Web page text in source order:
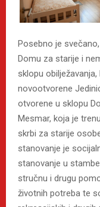
Posebno je
Domu za starije i
sklopu
novootvorene
otvorene u sklopu
Mesmar, koja je
skrbi za starije
stanovanje je
stanovanje u
stručnu i drugu
životnih potreba te